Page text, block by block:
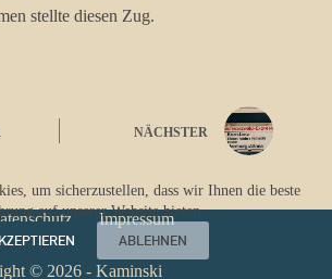
um sicherzustellen, dass wir Ihnen die beste
auf unserer Website bieten.
ABLEHNEN
stellte diesen Zug.
NÄCHSTER
Impressum
© 2026 - Kaminski